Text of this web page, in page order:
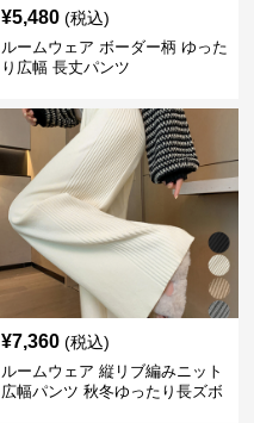
¥5,480 (税込)
ルームウェア ボーダー柄 ゆった
り広幅 長丈パンツ
¥7,360 (税込)
ルームウェア 縦リブ編みニット
広幅パンツ 秋冬ゆったり長ズボ